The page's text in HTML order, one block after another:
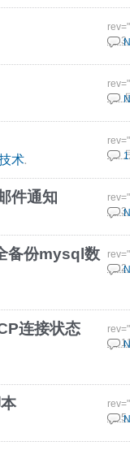
24 3
5 3
5 3
术.
件通知
20 3
备份mysql数
6 12
连接状态
29
25 5